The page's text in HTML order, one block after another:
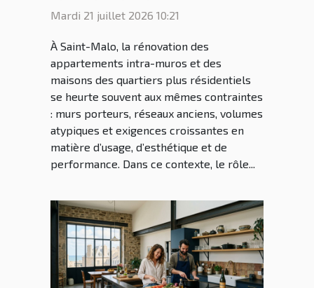
: le rôle clé du cuisiniste
rénovation malouine
Mardi 21 juillet 2026 10:21
À Saint-Malo, la rénovation des
appartements intra-muros et des
maisons des quartiers plus résidentiels
se heurte souvent aux mêmes contraintes
: murs porteurs, réseaux anciens, volumes
atypiques et exigences croissantes en
matière d’usage, d’esthétique et de
performance. Dans ce contexte, le rôle...